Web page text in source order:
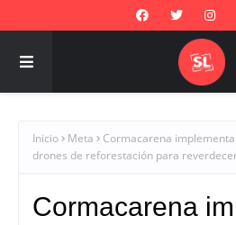
Inicio Meta
Cormacarena
drones de reforestación para
Cormacarena